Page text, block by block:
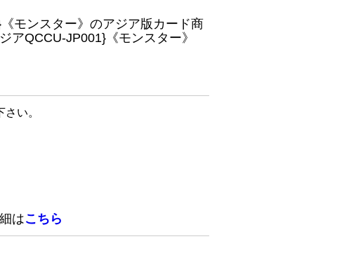
モンスター》のアジア版カード商
QCCU-JP001}《モンスター》
い。
はこちら